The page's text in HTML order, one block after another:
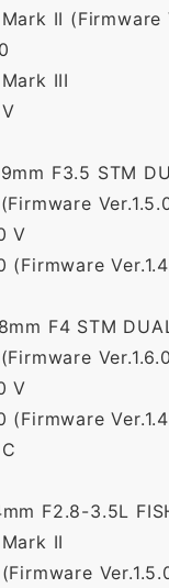
Mark II
III
F3.5 STM
(Firmware
V
(Firmware
F4 STM
(Firmware
V
(Firmware
F2.8-3.5L
II
(Firmware